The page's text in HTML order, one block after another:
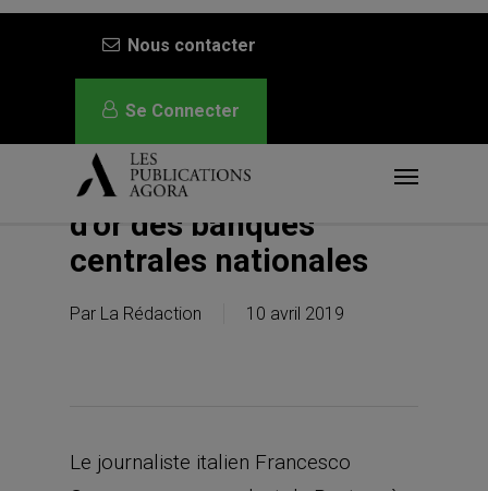
Skip
Nous contacter
Se Connecter
Menu
eSSW – La BCE veut
contrôler les ventes
d’or des banques
centrales nationales
Par La Rédaction 10 avril 2019
Le journaliste italien Francesco